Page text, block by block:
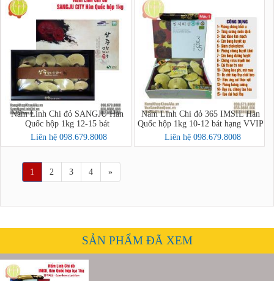
Nấm Linh Chi đỏ SANGJU Hàn
Quốc hộp 1kg 12-15 bát
Liên hệ 098.679.8008
Nấm Linh Chi đỏ 365 IMSIL Hàn
Quốc hộp 1kg 10-12 bát hạng VVIP
Liên hệ 098.679.8008
1 2 3 4 »
SẢN PHẨM ĐÃ XEM